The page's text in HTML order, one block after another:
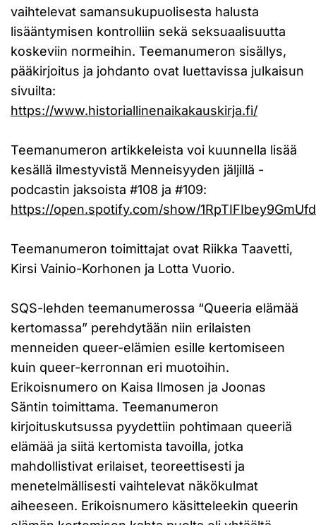
vaihtelevat samansukupuolisesta halusta
lisääntymisen kontrolliin sekä seksuaalisuutta
koskeviin normeihin. Teemanumeron sisällys,
pääkirjoitus ja johdanto ovat luettavissa julkaisun
sivuilta:
https://www.historiallinenaikakauskirja.fi/
Teemanumeron artikkeleista voi kuunnella lisää
kesällä ilmestyvistä Menneisyyden jäljillä -
podcastin jaksoista #108 ja #109:
https://open.spotify.com/show/
Teemanumeron toimittajat ovat Riikka Taavetti,
Kirsi Vainio-Korhonen ja Lotta Vuorio.
SQS-lehden teemanumerossa “Queeria elämää
kertomassa” perehdytään niin erilaisten
menneiden queer-elämien esille kertomiseen
kuin queer-kerronnan eri muotoihin.
Erikoisnumero on Kaisa Ilmosen ja Joonas
Säntin toimittama. Teemanumeron
kirjoituskutsussa pyydettiin pohtimaan queeriä
elämää ja siitä kertomista tavoilla, jotka
mahdollistivat erilaiset, teoreettisesti ja
menetelmällisesti vaihtelevat näkökulmat
aiheeseen. Erikoisnumero käsitteleekin queerin